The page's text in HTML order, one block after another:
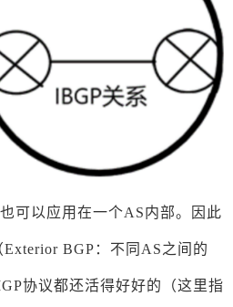
可以应用在一个AS内部。因此
BGP：不同AS之间的
协议都还活得好好的（这里指